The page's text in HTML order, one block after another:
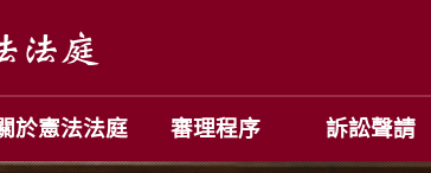
於憲法法庭 審理程序 訴訟聲請